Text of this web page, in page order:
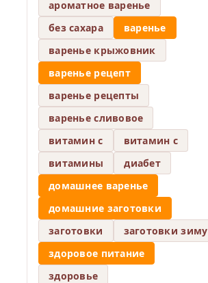
ароматное варенье
без сахара
варенье
варенье крыжовник
варенье рецепт
варенье рецепты
варенье сливовое
витамин c
витамин с
витамины
диабет
домашнее варенье
домашние заготовки
заготовки
заготовки зиму
здоровое питание
здоровье